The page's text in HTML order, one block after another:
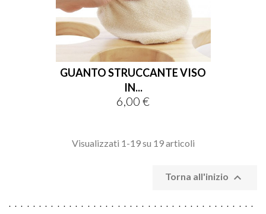
GUANTO STRUCCANTE VISO
IN...
Prezzo
6,00 €
Visualizzati 1-19 su 19 articoli
Torna all'inizio 